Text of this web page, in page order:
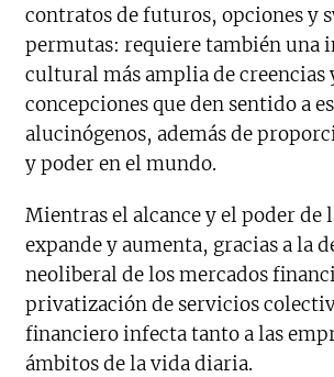
contratos de futuros, opciones y
permutas: requiere también una
cultural más amplia de creencias
concepciones que den sentido a
alucinógenos, además de
y poder en el mundo.
Mientras el alcance y el poder de
expande y aumenta, gracias a la
neoliberal de los mercados
privatización de servicios
financiero infecta tanto a las
ámbitos de la vida diaria.